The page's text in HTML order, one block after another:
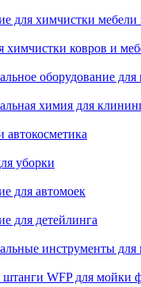
для химчистки мебели
химчистки ковров и
оборудование для
химия для
уборки
для автомоек
для детейлинга
инструменты для
WFP для мойки